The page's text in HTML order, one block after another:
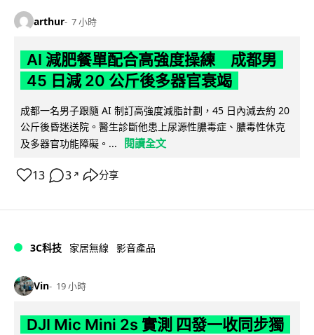
arthur 7 小時
AI 減肥餐單配合高強度操練 成都男
45 日減 20 公斤後多器官衰竭
成都一名男子跟隨 AI 制訂高強度減脂計劃，45 日內減去約 20
公斤後昏迷送院。醫生診斷他患上尿源性膿毒症、膿毒性休克
及多器官功能障礙。...
閱讀全文
13 3 ↗ 分享
3C科技 家居無線 影音產品
Vin 19 小時
DJI Mic Mini 2s 實測 四發一收同步獨